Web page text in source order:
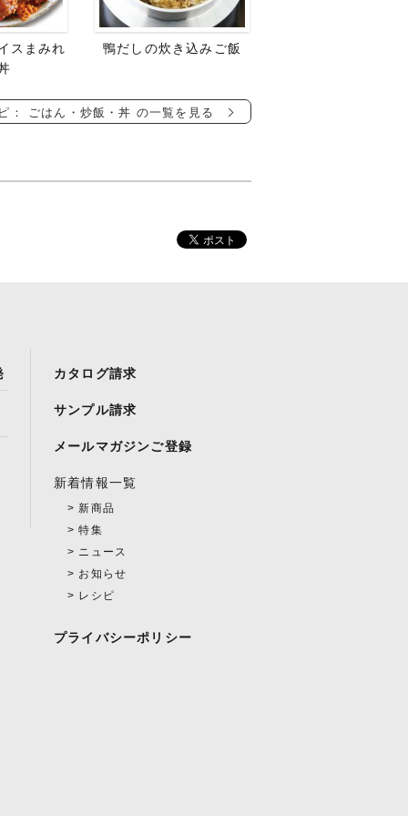
スまみれ
鴨だしの炊き込みご飯
： ごはん・炒飯・丼 の一覧を見る
カタログ請求
サンプル請求
メールマガジンご登録
新着情報一覧
新商品
特集
ニュース
お知らせ
レシピ
プライバシーポリシー